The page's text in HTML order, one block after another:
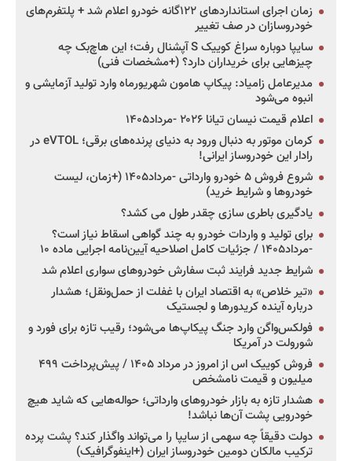
زمان اجرای استانداردهای ۱۲۲گانه خودرو اعلام شد + پلتفرم‌های
خودروسازان در صف تغییر
سایپا دوباره سراغ کوییک S آپشنال رفت؛ این هاچ‌بک چه
چیزهایی برای خریداران دارد؟ (+مشخصات فنی)
مدیرعامل زامیاد: پیکاپ هامون شهریورماه وارد تولید آزمایشی و
انبوه می‌شود
اعلام قیمت نیسان تیانا ۲۰۲۶ -مرداد۱۴۰۵
کرمان موتور به دنبال ورود به دنیای پرنده‌های برقی؛ eVTOL در
رادار این خودروساز ایرانی!
شروع فروش ۵ خودرو وارداتی -مرداد۱۴۰۵ (+زمان، لیست
خودروها و شرایط خرید)
یادگیری باطری سازی چقدر طول می کشد؟
برای تولید و واردات خودرو به چند گواهی اسقاط نیاز است؟
-مرداد۱۴۰۵ / جزئیات کامل اصلاحیه آیین‌نامه اجرایی ماده ۱۰
شرایط جدید فرایند ثبت سفارش خودروهای سواری اعلام شد
«تیر خلاص» به اقتصاد ایران با غفلت از حمل‌ونقل؛ هشدار
درباره آینده کریدورها و لجستیک
فولکس‌واگن وارد جنگ پیکاپ‌ها می‌شود؛ رقیب تازه برای فورد و
شورولت در آمریکا
فروش کوییک اس از امروز در مرداد ۱۴۰۵ / پیش‌پرداخت ۴۹۹
میلیون و قیمت نامشخص
هشدار تازه به بازار خودروهای وارداتی؛ حواله‌هایی که شاید هیچ
خودرویی پشت آن‌ها نباشد!
دولت دقیقاً چه سهمی از سایپا را می‌تواند واگذار کند؟ پشت پرده
ترکیب مالکان دومین خودروساز ایران (+اینفوگرافیک)